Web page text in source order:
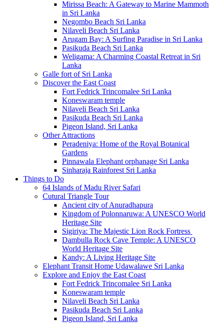
Mirissa Beach: A Gateway to Marine Mammoth
in Sri Lanka
Negombo Beach Sri Lanka
Nilaveli Beach Sri Lanka
Arugam Bay: A Surfing Paradise in Sri Lanka
Pasikuda Beach Sri Lanka
Weligama: A Charming Coastal Retreat in Sri
Lanka
Galle fort of Sri Lanka
Discover the East Coast
Fort Fedrick Trincomalee Sri Lanka
Koneswaram temple
Nilaveli Beach Sri Lanka
Pasikuda Beach Sri Lanka
Pigeon Island, Sri Lanka
Other Attractions
Peradeniya: Home of the Royal Botanical
Gardens
Pinnawala Elephant orphanage Sri Lanka
Sinharaja Rainforest Sri Lanka
Things to Do
64 Islands of Madu River Safari
Cutural Triangle Tour
Ancient city of Anuradhapura
Kingdom of Polonnaruwa: A UNESCO World
Heritage Site
Sigiriya: The Majestic Lion Rock Fortress
Dambulla Rock Cave Temple: A UNESCO
World Heritage Site
Kandy: A Living Heritage Site
Elephant Transit Home Udawalawe Sri Lanka
Explore and Enjoy the East Coast
Fort Fedrick Trincomalee Sri Lanka
Koneswaram temple
Nilaveli Beach Sri Lanka
Pasikuda Beach Sri Lanka
Pigeon Island, Sri Lanka